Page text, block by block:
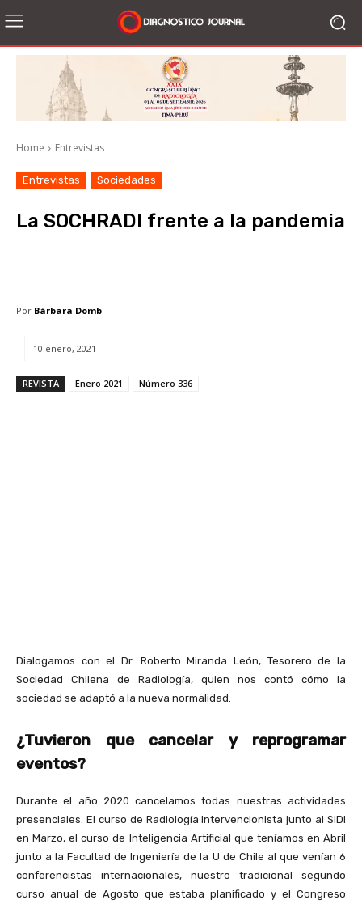
Home Entrevistas
Entrevistas Sociedades
La SOCHRADI frente a la pandemia
Por Bárbara Domb
10 enero, 2021
REVISTA Enero 2021 Número 336
Dialogamos con el Dr. Roberto Miranda León, Tesorero de la
Sociedad Chilena de Radiología, quien nos contó cómo la
sociedad se adaptó a la nueva normalidad.
¿Tuvieron que cancelar y reprogramar
eventos?
Durante el año 2020 cancelamos todas nuestras actividades
presenciales. El curso de Radiología Intervencionista junto al SIDI
en Marzo, el curso de Inteligencia Artificial que teníamos en Abril
junto a la Facultad de Ingeniería de la U de Chile al que venían 6
conferencistas internacionales, nuestro tradicional segundo
curso anual de Agosto que estaba planificado y el Congreso